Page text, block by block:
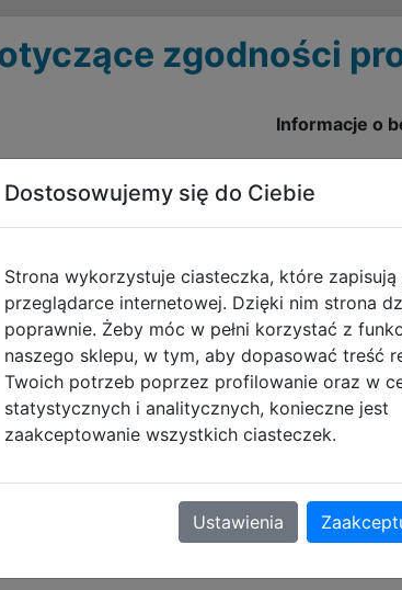
zgodności
Informacje o
Artykuły
Opinie o produkcie
Dostosowujemy się do Ciebie
Strona wykorzystuje ciasteczka, które zapisują
przeglądarce internetowej. Dzięki nim strona
poprawnie. Żeby móc w pełni korzystać z
naszego sklepu, w tym, aby dopasować treść
Twoich potrzeb poprzez profilowanie oraz w
statystycznych i analitycznych, konieczne jest
zaakceptowanie wszystkich ciasteczek.
Ustawienia